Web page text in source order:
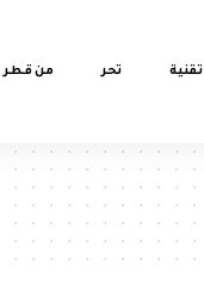
تقنية تحر من قطر